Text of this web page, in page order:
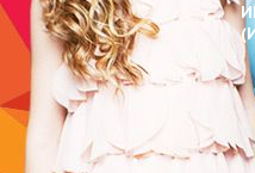
(